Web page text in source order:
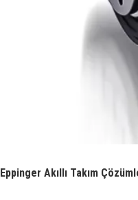
Eppinger Akıllı Takım